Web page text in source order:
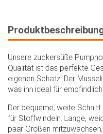
Unsere zuckersüße
Qualität ist das perfekte
eigenen Schatz. Der
was ihn ideal für
Der bequeme, weite
für Stoffwindeln. Lange,
paar Größen